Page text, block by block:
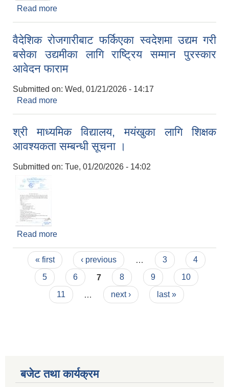
Read more
वैदेशिक रोजगारीबाट फर्किएका स्वदेशमा उद्यम गरी
बसेका उद्यमीका लागि राष्ट्रिय सम्मान पुरस्कार
आवेदन फाराम
Submitted on: Wed, 01/21/2026 - 14:17
Read more
श्री माध्यमिक विद्यालय, मयंखुका लागि शिक्षक
आवश्यकता सम्बन्धी सूचना ।
Submitted on: Tue, 01/20/2026 - 14:02
Read more
Pages
« first ‹ previous 3
4
5
6 7 8 9
10
11
next › last »
बजेट तथा कार्यक्रम